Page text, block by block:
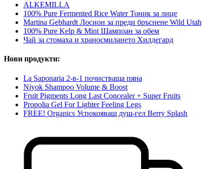
ALKEMILLA
100% Pure Fermented Rice Water Тоник за лице
Martina Gebhardt Лосион за преди бръснене Wild Utah
100% Pure Kelp & Mint Шампоан за обем
Чай за стомаха и храносмилането Хилдегард
Нови продукти:
La Saponaria 2-в-1 почистваща пяна
Niyok Shampoo Volume & Boost
Fruit Pigments Long Last Concealer + Super Fruits
Propolia Gel For Lighter Feeling Legs
FREE! Organics Успокояващ душ-гел Berry Splash